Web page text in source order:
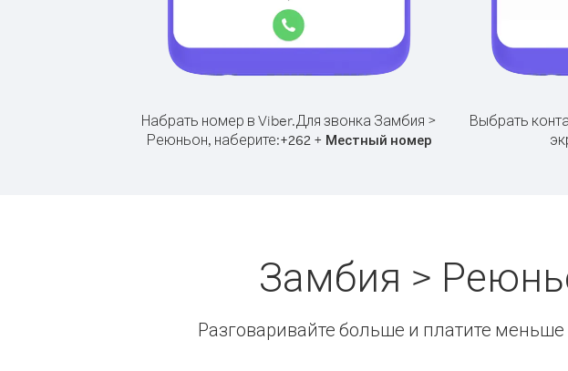
Набрать номер в Viber.Для звонка Замбия >
Реюньон, наберите:+262+ Местный номер
Выбрать
Замбия >
Разговаривайте больше и платите